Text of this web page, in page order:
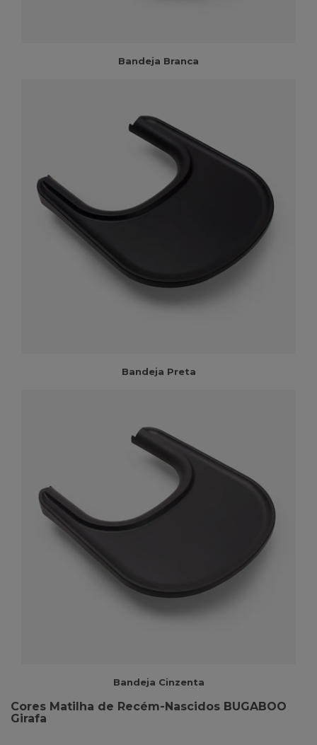
Bandeja Branca
Bandeja Preta
Bandeja Cinzenta
Cores Matilha de Recém-Nascidos BUGABOO
Girafa